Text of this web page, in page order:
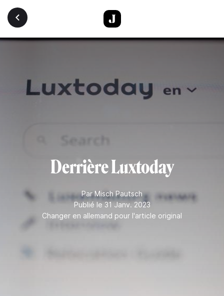
Aller au contenu principal
Derrière Luxtoday
ParMisch Pautsch
Publié le 31 Janv. 2023
Changer en allemand pour l'article original